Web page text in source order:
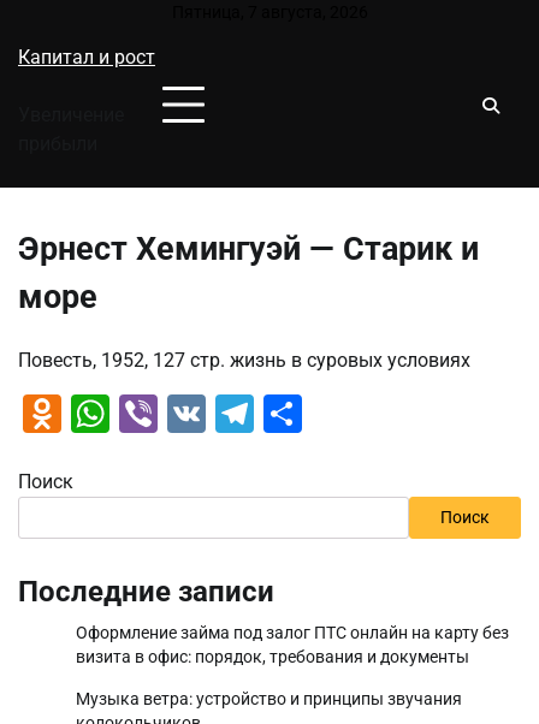
содержимому
Капитал и рост
Эрнест Хемингуэй — Старик и
море
Повесть, 1952, 127 стр. жизнь в суровых условиях
Odnoklassniki
WhatsApp
Viber
VK Telegram
Поиск
Поиск
Последние записи
Оформление займа под залог ПТС онлайн на карту без
визита в офис: порядок, требования и документы
Музыка ветра: устройство и принципы звучания